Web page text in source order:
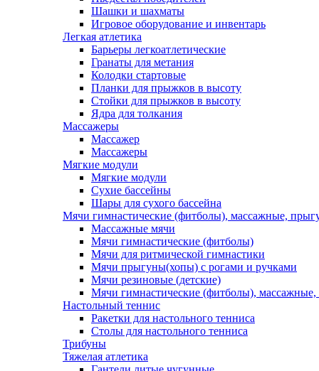
Шашки и шахматы
Игровое оборудование и инвентарь
Легкая атлетика
Барьеры легкоатлетические
Гранаты для метания
Колодки стартовые
Планки для прыжков в высоту
Стойки для прыжков в высоту
Ядра для толкания
Массажеры
Массажер
Массажеры
Мягкие модули
Мягкие модули
Сухие бассейны
Шары для сухого бассейна
Мячи гимнастические (фитболы), массажные,
Массажные мячи
Мячи гимнастические (фитболы)
Мячи для ритмической гимнастики
Мячи прыгуны(хопы) с рогами и ручками
Мячи резиновые (детские)
Мячи гимнастические (фитболы),
Настольный теннис
Ракетки для настольного тенниса
Столы для настольного тенниса
Трибуны
Тяжелая атлетика